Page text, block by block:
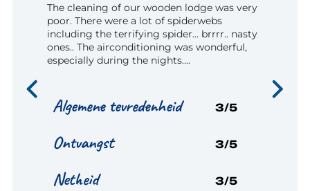
The cleaning of our wooden lodge was very
poor. There were a lot of spiderwebs
including the terrifying spider… brrrr.. nasty
ones.. The airconditioning was wonderful,
especially during the nights....
Algemene tevredenheid 3/5
Ontvangst 3/5
Netheid 3/5